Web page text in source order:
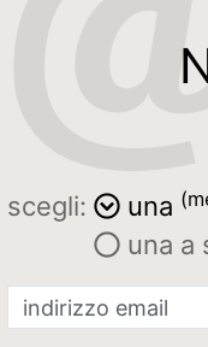
scegli: una
una a